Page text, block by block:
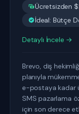
Ücretsizden
İdeal: Bütçe
Detaylı İncele →
Brevo, diş
planıyla
e-postaya kadar
SMS pazarlama
için son derece